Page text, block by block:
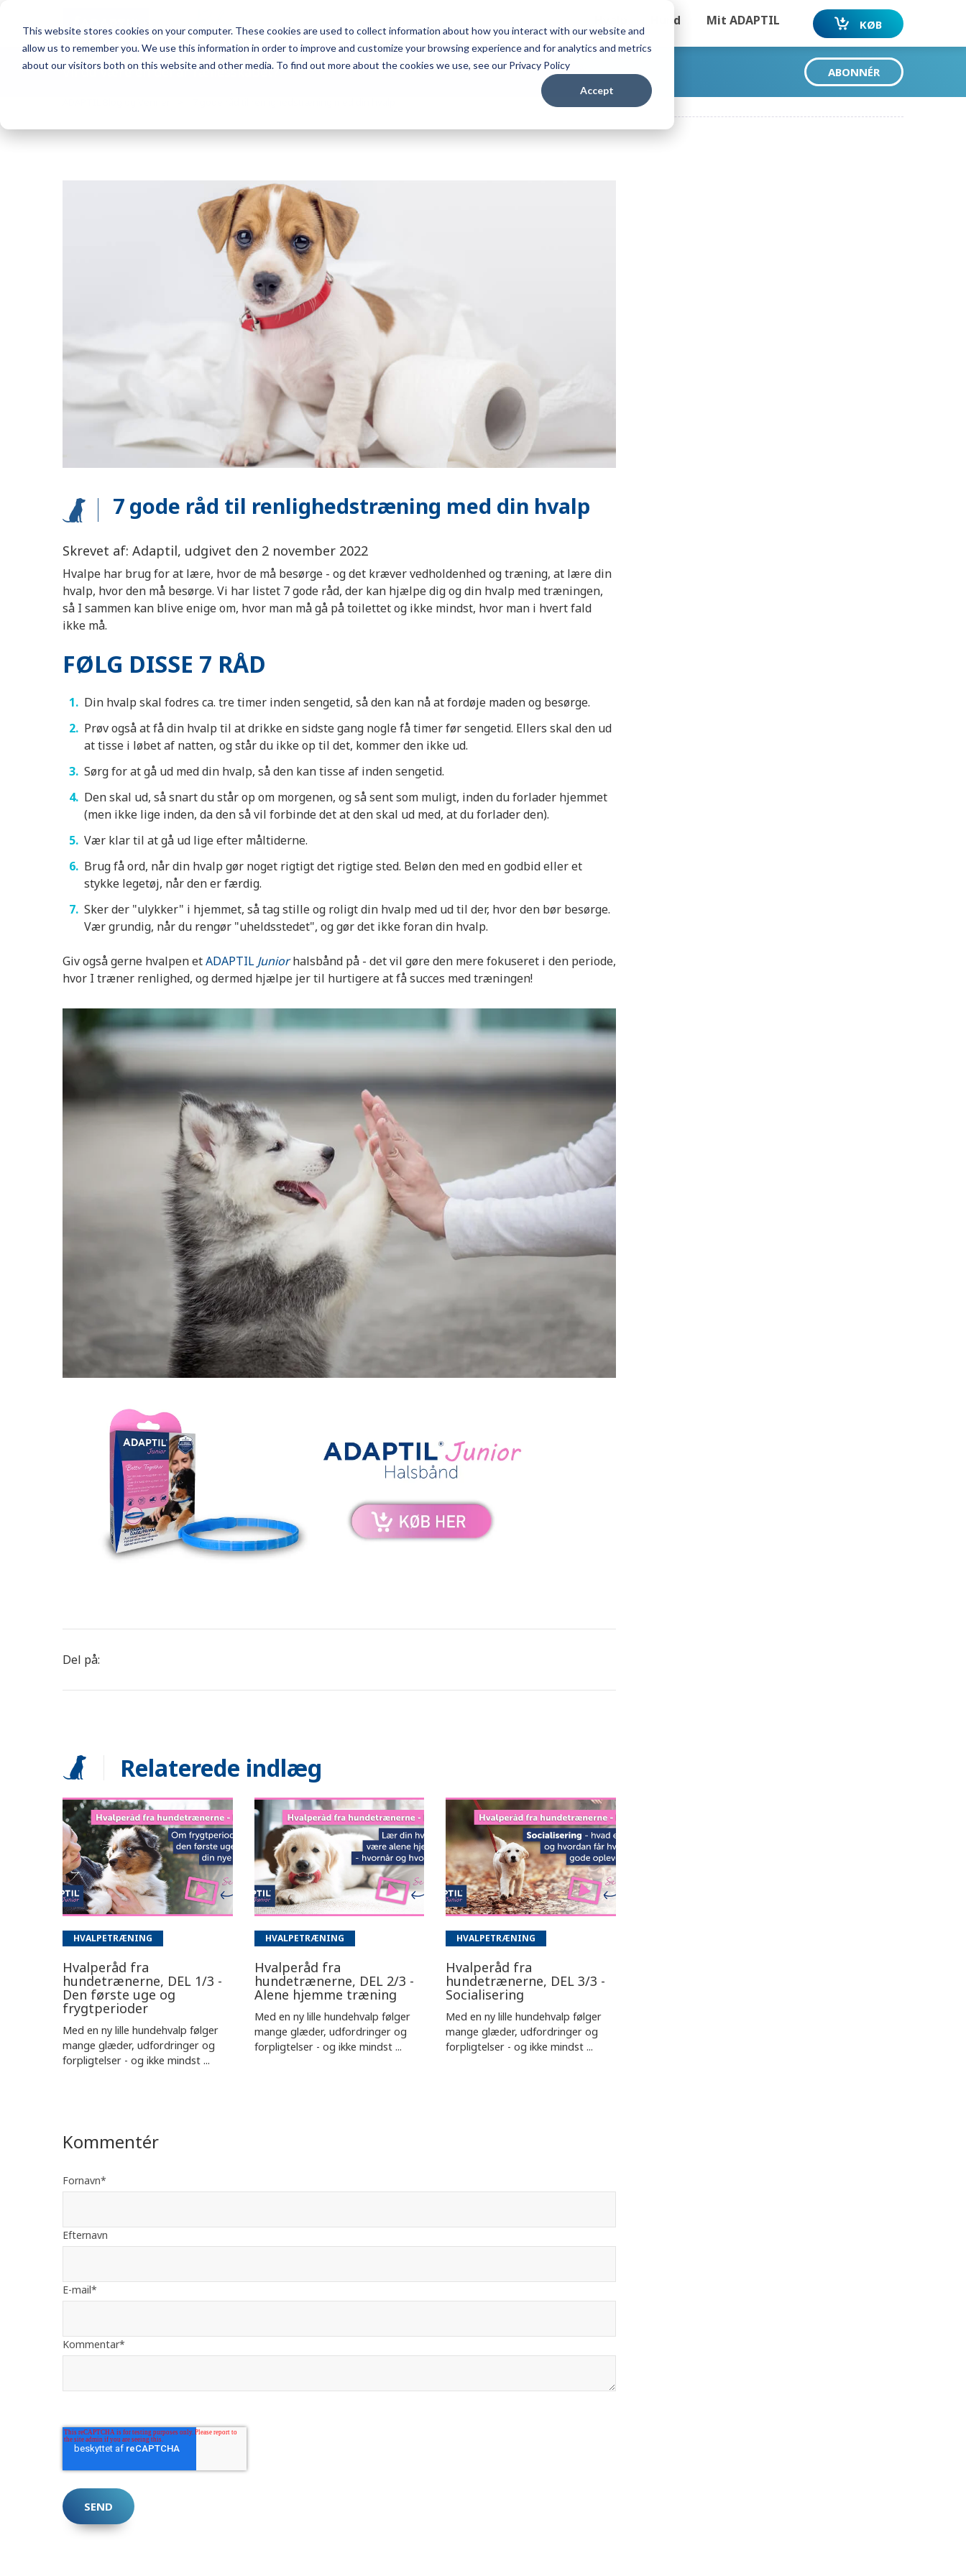
This website stores cookies on your computer. These cookies are used to collect information about how you interact with our website and
allow us to remember you. We use this information in order to improve and customize your browsing experience and for analytics and metrics
about our visitors both on this website and other media. To find out more about the cookies we use, see our Privacy Policy
Accept
Blog
Hund Mit ADAPTIL KØB
Vil du være en del af fællesskabet? ABONNÉR
7 gode råd til renlighedstræning med din hvalp
Skrevet af: Adaptil, udgivet den 2 november 2022
Hvalpe har brug for at lære, hvor de må besørge - og det kræver vedholdenhed og træning, at lære din
hvalp, hvor den må besørge. Vi har listet 7 gode råd, der kan hjælpe dig og din hvalp med træningen,
så I sammen kan blive enige om, hvor man må gå på toilettet og ikke mindst, hvor man i hvert fald
ikke må.
FØLG DISSE 7 RÅD
Din hvalp skal fodres ca. tre timer inden sengetid, så den kan nå at fordøje maden og besørge.
Prøv også at få din hvalp til at drikke en sidste gang nogle få timer før sengetid. Ellers skal den ud
at tisse i løbet af natten, og står du ikke op til det, kommer den ikke ud.
Sørg for at gå ud med din hvalp, så den kan tisse af inden sengetid.
Den skal ud, så snart du står op om morgenen, og så sent som muligt, inden du forlader hjemmet
(men ikke lige inden, da den så vil forbinde det at den skal ud med, at du forlader den).
Vær klar til at gå ud lige efter måltiderne.
Brug få ord, når din hvalp gør noget rigtigt det rigtige sted. Beløn den med en godbid eller et
stykke legetøj, når den er færdig.
Sker der "ulykker" i hjemmet, så tag stille og roligt din hvalp med ud til der, hvor den bør besørge.
Vær grundig, når du rengør "uheldsstedet", og gør det ikke foran din hvalp.
Giv også gerne hvalpen etADAPTIL Juniorhalsbånd på - det vil gøre den mere fokuseret i den periode,
hvor I træner renlighed, og dermed hjælpe jer til hurtigere at få succes med træningen!
Del på:
Relaterede indlæg
HVALPETRÆNING
Hvalperåd fra
hundetrænerne, DEL 1/3 -
Den første uge og
frygtperioder
Med en ny lille hundehvalp følger
mange glæder, udfordringer og
forpligtelser - og ikke mindst ...
HVALPETRÆNING
Hvalperåd fra
hundetrænerne, DEL 2/3 -
Alene hjemme træning
Med en ny lille hundehvalp følger
mange glæder, udfordringer og
forpligtelser - og ikke mindst ...
HVALPETRÆNING
Hvalperåd fra
hundetrænerne, DEL 3/3 -
Socialisering
Med en ny lille hundehvalp følger
mange glæder, udfordringer og
forpligtelser - og ikke mindst ...
Kommentér
Fornavn*
Efternavn
E-mail*
Kommentar*